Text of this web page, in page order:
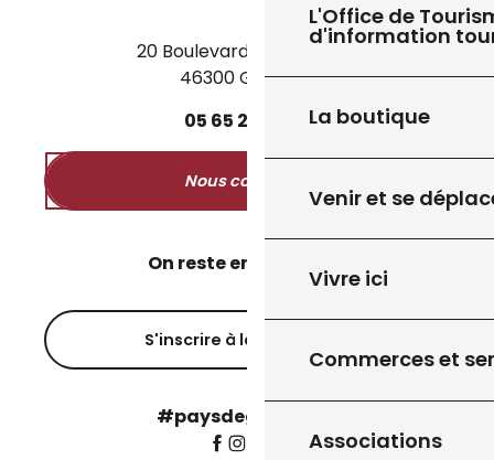
L'Office de
d'information
La boutique
Venir et se
Vivre ici
Commerces et
Associations
27
AOÛT
EXPOSITION "VOYAGE INTEMPOREL"
20 Boulevard des Martyrs
46300 Gourdon
05 65 27 50
Nous contacter
On reste en contact ?
S'inscrire à la newsletter
#paysdegourdon !